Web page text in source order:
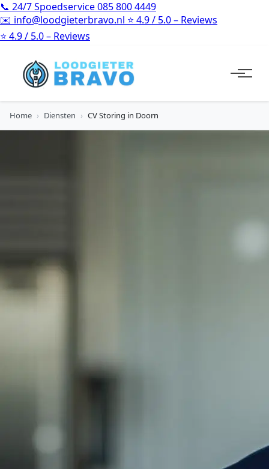
📞 24/7 Spoedservice085 800 4449
✉️ info@loodgieterbravo.nl ⭐ 4.9 / 5.0 – Reviews
⭐ 4.9 / 5.0 – Reviews
Home › Diensten › CV Storing in Doorn